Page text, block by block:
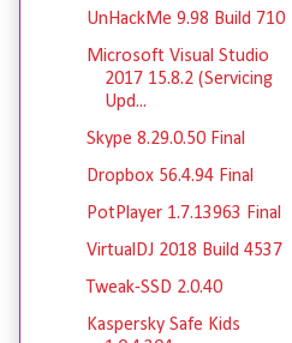
UnHackMe 9.98 Build 710
Microsoft Visual Studio
2017 15.8.2 (Servicing
Upd...
Skype 8.29.0.50 Final
Dropbox 56.4.94 Final
PotPlayer 1.7.13963 Final
VirtualDJ 2018 Build 4537
Tweak-SSD 2.0.40
Kaspersky Safe Kids